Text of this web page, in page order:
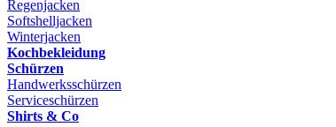
Regenjacken
Softshelljacken
Winterjacken
Kochbekleidung
Schürzen
Handwerksschürzen
Serviceschürzen
Shirts & Co